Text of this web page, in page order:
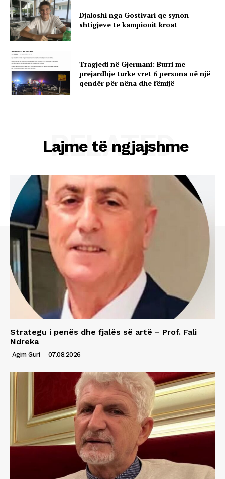
Djaloshi nga Gostivari qe synon
shtigjeve te kampionit kroat
Tragjedi në Gjermani: Burri me
prejardhje turke vret 6 persona në një
qendër për nëna dhe fëmijë
Lajme të ngjajshme
RELATED
Strategu i penës dhe fjalës së artë – Prof. Fali
Ndreka
Agim Guri - 07.08.2026